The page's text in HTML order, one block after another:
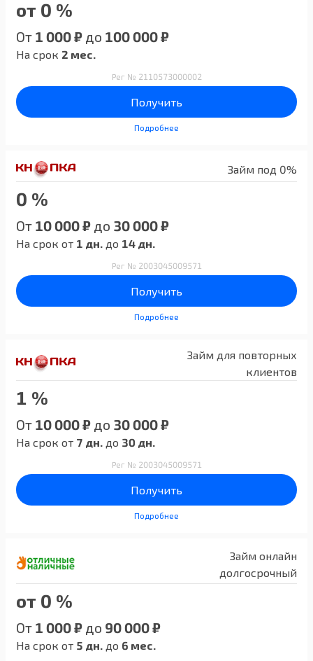
от 0 %
От 1 000 ₽ до 100 000 ₽
На срок 2 мес.
Рег № 2110573000002
Получить
Подробнее
Займ под 0%
0 %
От 10 000 ₽ до 30 000 ₽
На срок от 1 дн. до 14 дн.
Рег № 2003045009571
Получить
Подробнее
Займ для повторных
клиентов
1 %
От 10 000 ₽ до 30 000 ₽
На срок от 7 дн. до 30 дн.
Рег № 2003045009571
Получить
Подробнее
Займ онлайн
долгосрочный
от 0 %
От 1 000 ₽ до 90 000 ₽
На срок от 5 дн. до 6 мес.